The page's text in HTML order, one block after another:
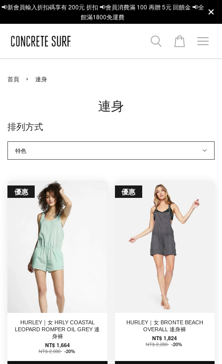
📢新會員輸入折扣碼享有 200元 折扣 📢會員消費滿 100 再贈 5元 回饋金 📢全
館滿1800免運費
首頁 › 連身
連身
排列方式
優惠
HURLEY｜女 HRLY COASTAL
LEOPARD ROMPER OIL GREY 連
身褲
NT$ 1,664
NT$ 2,080 -20%
優惠
HURLEY｜女 BRONTE BEACH
OVERALL 連身褲
NT$ 1,824
NT$ 2,280 -20%